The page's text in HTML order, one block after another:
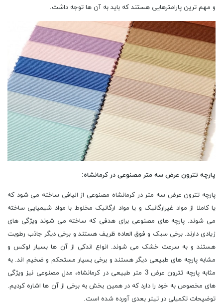
و مهم ترین پارامترهایی هستند که باید به آن ها توجه داشت.
پارچه تترون عرض سه متر مصنوعی در کرمانشاه:
پارچه‌ تترون عرض سه متر در کرمانشاه مصنوعی از الیافی ساخته می ‌شود که
یا کاملا از مواد غیرارگانیک و یا مواد ارگانیک مخلوط با مواد شیمیایی ساخته
می ‌شوند. پارچه ‌های مصنوعی برای هدفی که ساخته می ‌شوند ویژگی ‌های
زیادی دارند. برخی سبک و فوق العاده ظریف هستند و برخی دیگر جاذب رطوبت
هستند و به سرعت خشک می‌ شوند. انواع اندکی از آن ها بسیار لوکس و
مشابه پارچه‌ های طبیعی دیگر هستند و برخی بسیار مستحکم و ضخیم اند. به
مثابه پارچه تترون عرض 3 متر طبیعی در کرمانشاه، مدل مصنوعی نیز ویژگی
های مخصوص به خود را دارد که در همین بخش به برخی از آن ها اشاره کردیم.
توضیحات تکمیلی در تیتر بعدی آورده شده است.